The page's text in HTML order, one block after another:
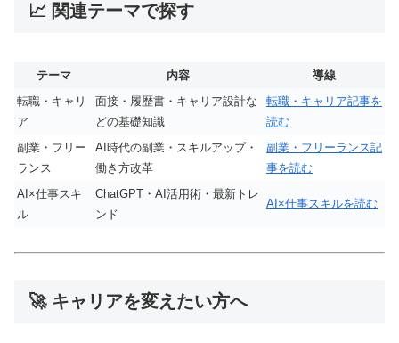
📈 関連テーマで探す
テーマ 内容
導線
転職・キャリ
ア
面接・履歴書・キャリア設計な
どの基礎知識
転職・キャリア記事を
読む
副業・フリー
ランス
AI時代の副業・スキルアップ・
働き方改革
副業・フリーランス記
事を読む
AI×仕事スキ
ル
ChatGPT・AI活用術・最新トレ
ンド
AI×仕事スキルを読む
🚀 キャリアを変えたい方へ